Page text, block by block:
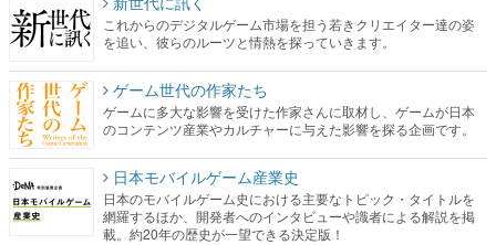
これからのデジタルゲーム市場を担う若きクリエイター達の姿
を追い、彼らのルーツと情熱を探っていきます。
ゲーム世代の作家たち
ゲームに多大な影響を受けた作家さんに取材し、ゲームが日本
のコンテンツ産業やカルチャーに与えた影響を探る企画です。
日本モバイルゲーム産業史
日本のモバイルゲーム史における主要なトピック・タイトルを
網羅するほか、開発者へのインタビューや識者による解説を掲
載。約20年の歴史が一望できる決定版！